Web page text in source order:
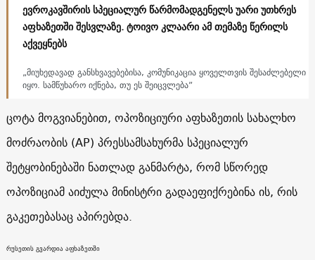
ევროკავშირის სპეციალურ წარმომადგენელს უარი უთხრეს
აფხაზეთში შესვლაზე. ტოივო კლაარი ამ თემაზე წერილს
აქვეყნებს
„მიუხედავად განსხვავებებისა, კომუნიკაცია ყოველთვის შესაძლებელი
იყო. სამწუხარო იქნება, თუ ეს შეიცვლება”
ცოტა მოგვიანებით, ოპოზიციური აფხაზეთის სახალხო
მოძრაობის (AP) პრესსამსახურმა სპეციალურ
შეტყობინებაში ნათლად განმარტა, რომ სწორედ
ოპოზიციამ აიძულა მინისტრი გადაეფიქრებინა ის, რის
გაკეთებასაც აპირებდა.
რუსეთის გვარდია აფხაზეთში